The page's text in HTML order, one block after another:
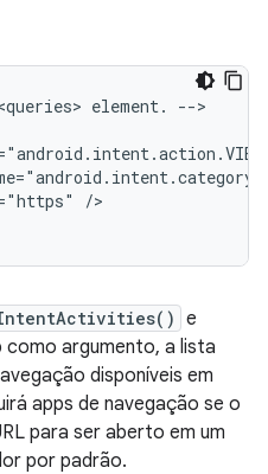
element.
-->
/>
e
como argumento, a lista
disponíveis em
apps de navegação se o
para ser aberto em um
por padrão.